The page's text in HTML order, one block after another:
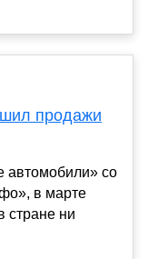
продажи
автомобили» со
в марте
стране ни